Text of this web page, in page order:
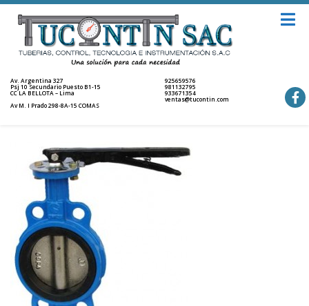
Av. Argentina 327
Psj 10 Secundario Puesto B1-15
CC LA BELLOTA – Lima
Av M. I Prado 298-8A-15 COMAS
925659576
981132795
933671354
ventas@tucontin.com